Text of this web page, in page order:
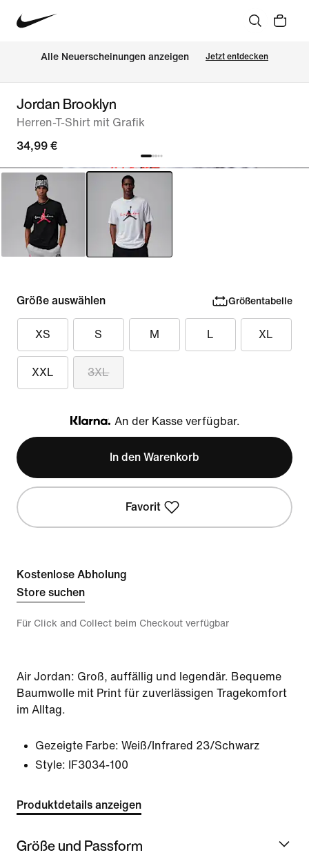
Alle Neuerscheinungen anzeigen Jetzt entdecken
Jordan Brooklyn
Herren-T-Shirt mit Grafik
34,99 €
Größe auswählen Größentabelle
XS S M L XL
XXL 3XL
Klarna
An der Kasse verfügbar.
In den Warenkorb
Favorit
Kostenlose Abholung
Store suchen
Für Click and Collect beim Checkout verfügbar
Air Jordan: Groß, auffällig und legendär. Bequeme
Baumwolle mit Print für zuverlässigen Tragekomfort
im Alltag.
Gezeigte Farbe: Weiß/Infrared 23/Schwarz
Style:
IF3034-100
Produktdetails anzeigen
Größe und Passform